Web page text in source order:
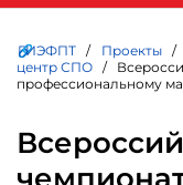
ГИЭФПТ / Проекты /
центр СПО /
профессиональному